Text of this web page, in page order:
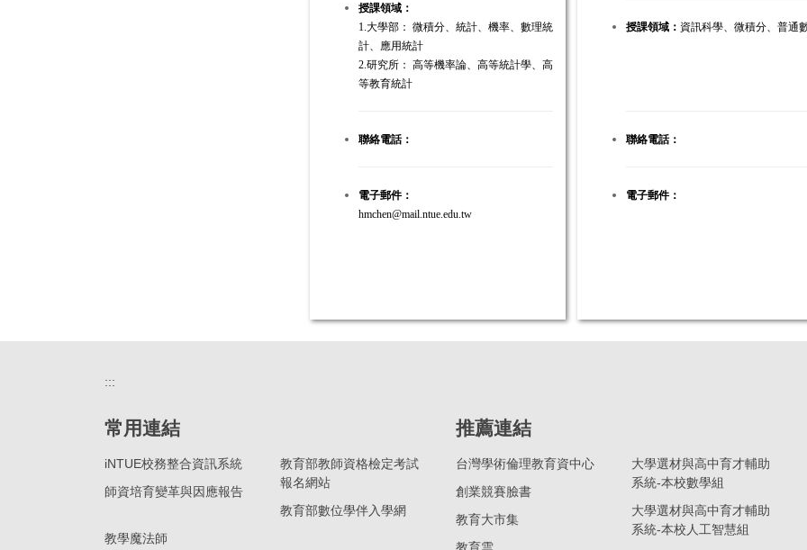
授課領域：
1.大學部： 微積分、統計、機率、數理統
計、應用統計
2.研究所： 高等機率論、高等統計學、高
等教育統計
聯絡電話：
電子郵件：
hmchen@mail.ntue.edu.tw
授課領域： 資訊科學、微積分、普通
聯絡電話：
電子郵件：
:::
常用連結
iNTUE校務整合資訊系統
師資培育變革與因應報告
教育部教師資格檢定考試
報名網站
教育部數位學伴入學網
教學魔法師
推薦連結
台灣學術倫理教育資中心
創業競賽臉書
教育大市集
大學選材與高中育才輔助
系統-本校數學組
大學選材與高中育才輔助
系統-本校人工智慧組